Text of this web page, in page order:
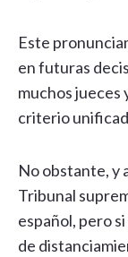
Este
en futuras
muchos jueces
criterio
No obstante, y
Tribunal
español, pero
de